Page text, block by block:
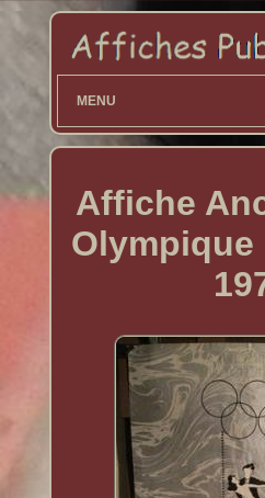
MENU
Affiche